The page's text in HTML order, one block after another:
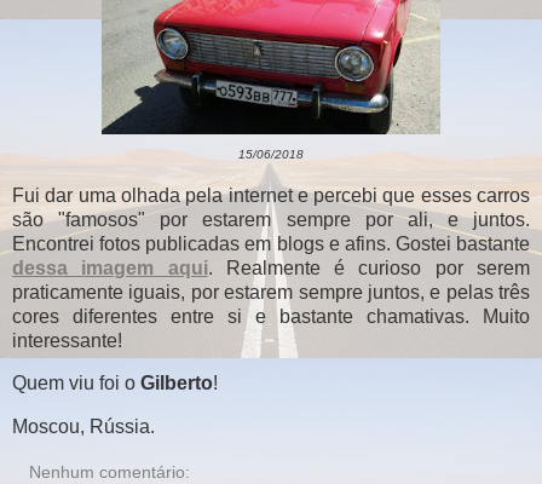
15/06/2018
Fui dar uma olhada pela internet e percebi que esses carros
são "famosos" por estarem sempre por ali, e juntos.
Encontrei fotos publicadas em blogs e afins. Gostei bastante
dessa imagem aqui. Realmente é curioso por serem
praticamente iguais, por estarem sempre juntos, e pelas três
cores diferentes entre si e bastante chamativas. Muito
interessante!
Quem viu foi o Gilberto!
Moscou, Rússia.
Nenhum comentário: